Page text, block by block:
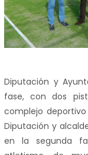
Diputación y
fase, con dos
complejo
Diputación y
en la segunda